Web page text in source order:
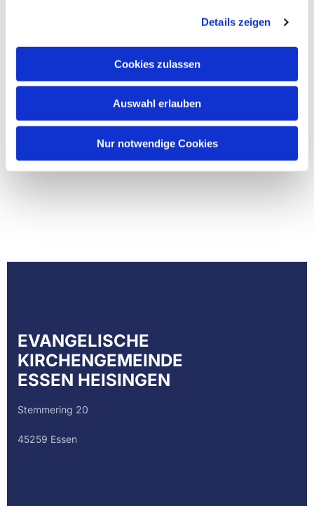
Details zeigen
Cookies zulassen
Auswahl erlauben
Nur notwendige Cookies
EVANGELISCHE
KIRCHENGEMEINDE
ESSEN HEISINGEN
Stemmering 20
45259 Essen